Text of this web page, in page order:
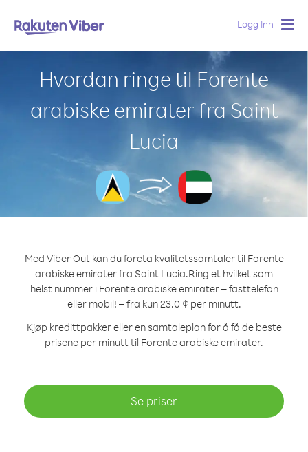
Logg Inn
Hvordan ringe til Forente
arabiske emirater fra Saint
Lucia
Med Viber Out kan du foreta kvalitetssamtaler til Forente
arabiske emirater fra Saint Lucia.Ring et hvilket som
helst nummer i Forente arabiske emirater – fasttelefon
eller mobil! – fra kun 23.0 ¢ per minutt.
Kjøp kredittpakker eller en samtaleplan for å få de beste
prisene per minutt til Forente arabiske emirater.
Se priser